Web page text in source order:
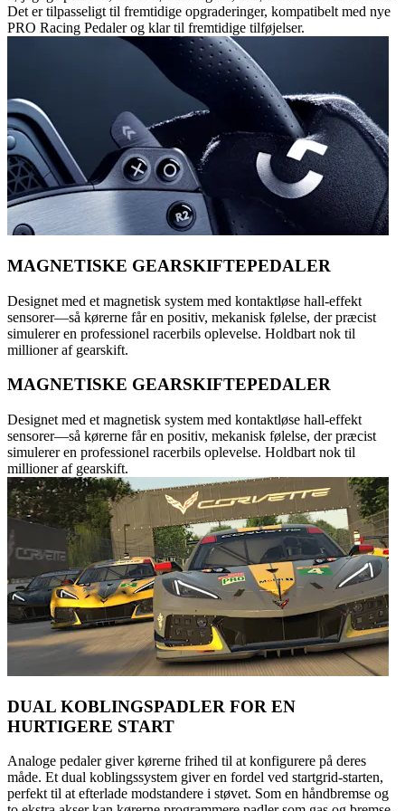
Det er tilpasseligt til fremtidige opgraderinger, kompatibelt med nye
PRO Racing Pedaler og klar til fremtidige tilføjelser.
MAGNETISKE GEARSKIFTEPEDALER
Designet med et magnetisk system med kontaktløse hall-effekt
sensorer—så kørerne får en positiv, mekanisk følelse, der præcist
simulerer en professionel racerbils oplevelse. Holdbart nok til
millioner af gearskift.
MAGNETISKE GEARSKIFTEPEDALER
Designet med et magnetisk system med kontaktløse hall-effekt
sensorer—så kørerne får en positiv, mekanisk følelse, der præcist
simulerer en professionel racerbils oplevelse. Holdbart nok til
millioner af gearskift.
DUAL KOBLINGSPADLER FOR EN
HURTIGERE START
Analoge pedaler giver kørerne frihed til at konfigurere på deres
måde. Et dual koblingssystem giver en fordel ved startgrid-starten,
perfekt til at efterlade modstandere i støvet. Som en håndbremse og